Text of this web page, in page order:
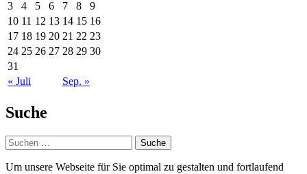
3
4 5 6 7 8
9
10 11 12 13 14 15 16
17 18 19 20 21 22 23
24 25 26 27 28 29 30
31
« Juli
Sep. »
Suche
Suche
Um unsere Webseite für Sie optimal zu gestalten und fortlaufend